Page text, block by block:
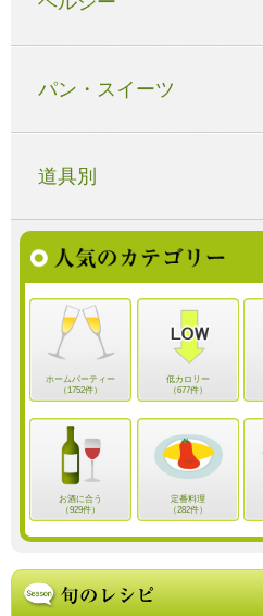
パン・スイーツ
道具別
ホームパーティー
（1752件）
低カロリー
（677件）
お酒に合う
（929件）
定番料理
（282件）